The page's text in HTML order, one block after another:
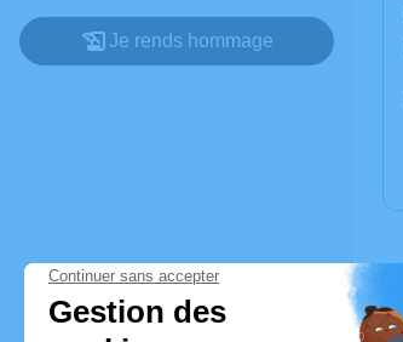
Je rends hommage